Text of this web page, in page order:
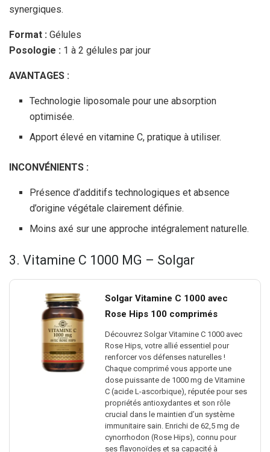
synergiques.
Format : Gélules
Posologie : 1 à 2 gélules par jour
AVANTAGES :
Technologie liposomale pour une absorption
optimisée.
Apport élevé en vitamine C, pratique à utiliser.
INCONVÉNIENTS :
Présence d’additifs technologiques et absence
d’origine végétale clairement définie.
Moins axé sur une approche intégralement naturelle.
3. Vitamine C 1000 MG – Solgar
Solgar Vitamine C 1000 avec
Rose Hips 100 comprimés
Découvrez Solgar Vitamine C 1000 avec
Rose Hips, votre allié essentiel pour
renforcer vos défenses naturelles !
Chaque comprimé vous apporte une
dose puissante de 1000 mg de Vitamine
C (acide L-ascorbique), réputée pour ses
propriétés antioxydantes et son rôle
crucial dans le maintien d’un système
immunitaire sain. Enrichi de 62,5 mg de
cynorrhodon (Rose Hips), connu pour
ses flavonoïdes et sa capacité à